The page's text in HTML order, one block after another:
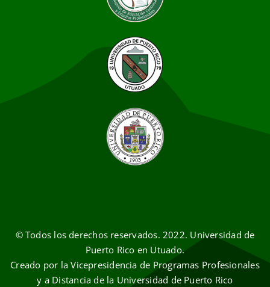
© Todos los derechos reservados. 2022. Universidad de
Puerto Rico en Utuado.
Creado por la Vicepresidencia de Programas Profesionales
y a Distancia de la Universidad de Puerto Rico